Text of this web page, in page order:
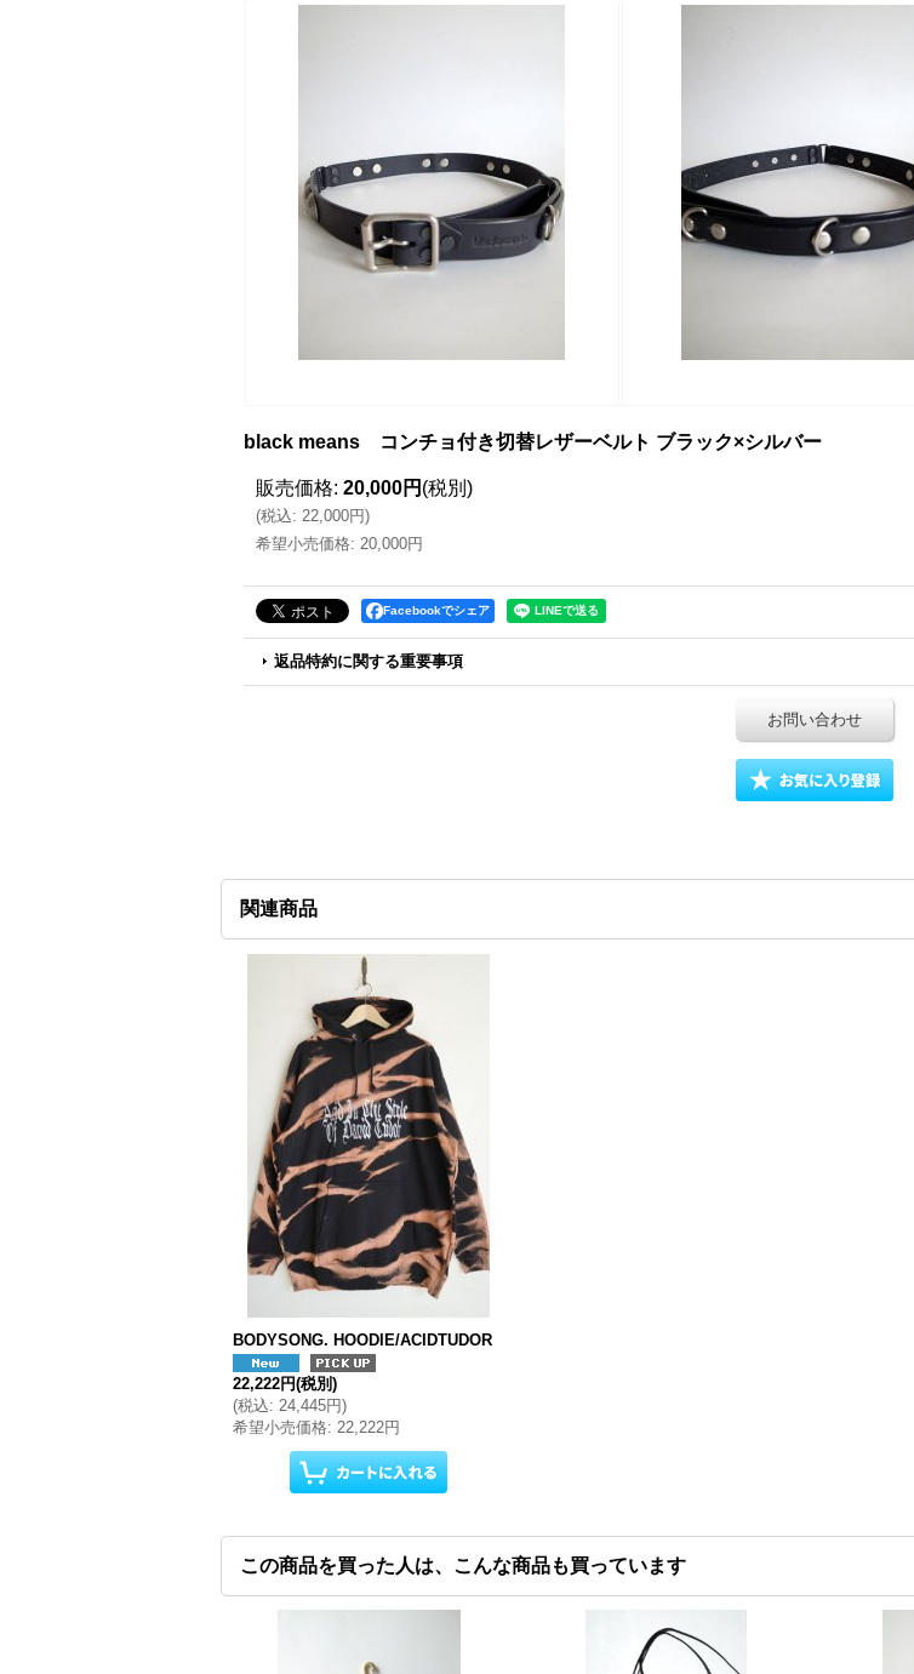
black means コンチョ付き切替レザーベルト ブラック×シルバー
販売価格: 20,000円 (税別)
(税込: 22,000円)
希望小売価格: 20,000円
Facebookでシェア
返品特約に関する重要事項
お問い合わせ
関連商品
BODYSONG. HOODIE/ACIDTUDOR
22,222円(税別)
(税込: 24,445円)
希望小売価格: 22,222円
この商品を買った人は、こんな商品も買っています